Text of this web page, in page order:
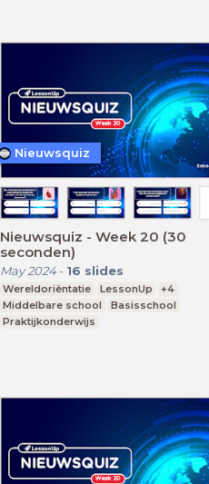
Nieuwsquiz - Week 20 (30
seconden)
May 2024- 16 slides
Wereldoriëntatie LessonUp
+4
Middelbare school
Basisschool
Praktijkonderwijs
Nieuwsquiz